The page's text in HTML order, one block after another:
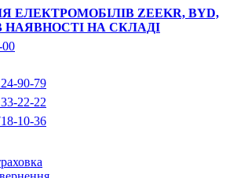
ЕЛЕКТРОМОБІЛІВ ZEEKR, BYD,
В НАЯВНОСТІ НА СКЛАДІ
00
90-79
22-22
10-36